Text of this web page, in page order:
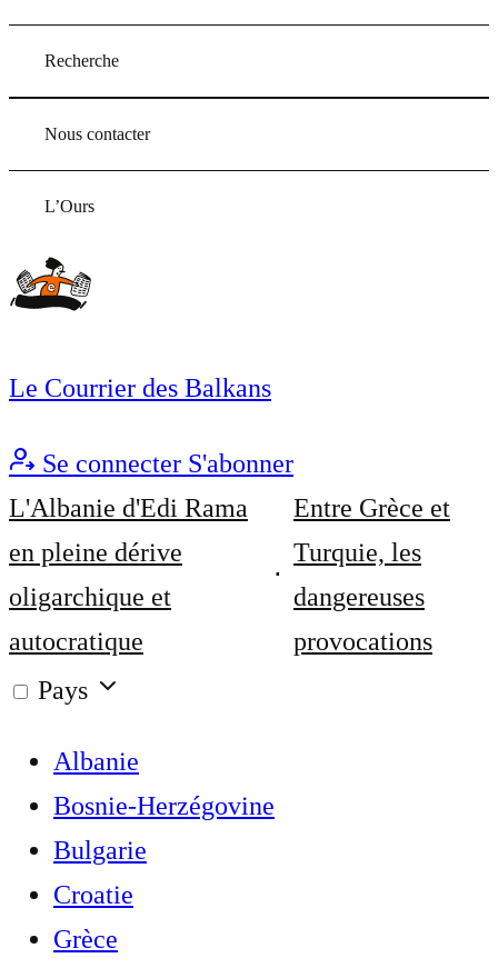
Recherche
Nous contacter
L’Ours
Le Courrier des Balkans
Se connecter S'abonner
L'Albanie d'Edi Rama
en pleine dérive
oligarchique et
autocratique
Entre Grèce et
Turquie, les
dangereuses
provocations
Pays
Albanie
Bosnie-Herzégovine
Bulgarie
Croatie
Grèce